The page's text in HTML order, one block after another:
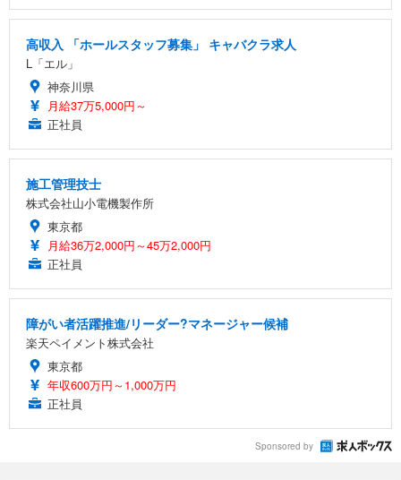
高収入 「ホールスタッフ募集」 キャバクラ求人
L「エル」
神奈川県
月給37万5,000円～
正社員
施工管理技士
株式会社山小電機製作所
東京都
月給36万2,000円～45万2,000円
正社員
障がい者活躍推進/リーダー?マネージャー候補
楽天ペイメント株式会社
東京都
年収600万円～1,000万円
正社員
Sponsored by